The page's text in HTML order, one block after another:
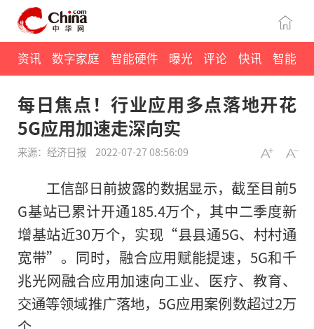
资讯 数字家庭 智能硬件 曝光 评论 快讯 智能
每日焦点！行业应用多点落地开花
5G应用加速走深向实
来源：经济日报 2022-07-27 08:56:09
工信部日前披露的数据显示，截至目前5
G基站已累计开通185.4万个，其中二季度新
增基站近30万个，实现“县县通5G、村村通
宽带”。同时，融合应用赋能提速，5G和千
兆光网融合应用加速向工业、医疗、教育、
交通等领域推广落地，5G应用案例数超过2万